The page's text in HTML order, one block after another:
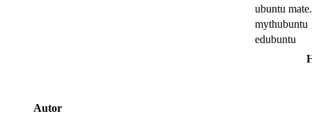
ubuntu mate.
mythubuntu
edubuntu
Autor